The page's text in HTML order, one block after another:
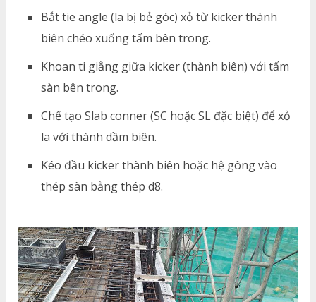
Bắt tie angle (la bị bẻ góc) xỏ từ kicker thành
biên chéo xuống tấm bên trong.
Khoan ti giằng giữa kicker (thành biên) với tấm
sàn bên trong.
Chế tạo Slab conner (SC hoặc SL đặc biệt) để xỏ
la với thành dầm biên.
Kéo đầu kicker thành biên hoặc hệ gông vào
thép sàn bằng thép d8.